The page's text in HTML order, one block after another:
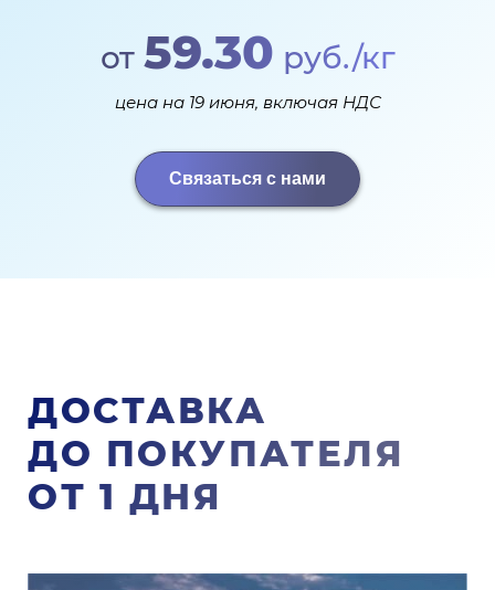
от 59.30 руб./кг
цена на 19 июня, включая НДС
Связаться с нами
ДОСТАВКА
ДО ПОКУПАТЕЛЯ
ОТ 1 ДНЯ